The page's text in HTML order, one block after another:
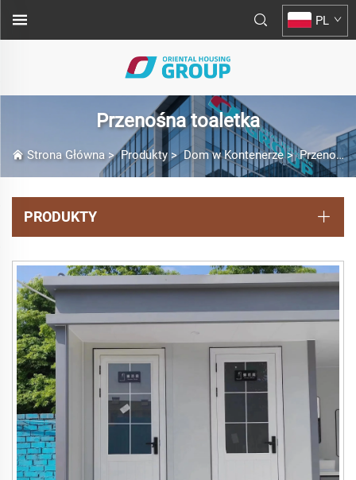
PL
Przenośna toaletka
Strona Główna>Produkty>Dom w Kontenerze>Przenośna toaletka
PRODUKTY